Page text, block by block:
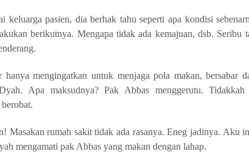
keluarga pasien, dia berhak tahu seperti apa kondisi
berikutnya. Mengapa tidak ada kemajuan, dsb. Seribu
hanya mengingatkan untuk menjaga pola makan, bersabar
Apa maksudnya? Pak Abbas menggerutu.
Masakan rumah sakit tidak ada rasanya. Eneg jadinya. Aku
mengamati pak Abbas yang makan dengan lahap.